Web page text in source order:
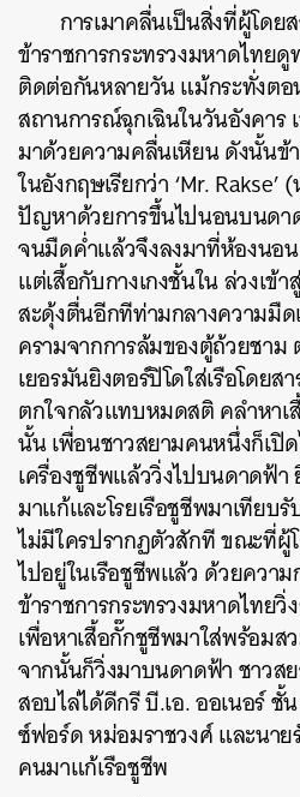
การเมาคลื่นเป็นสิ่งที่ผู้โดย
ข้าราชการกระทรวงมหาดไทย
ติดต่อกันหลายวัน แม้กระทั่งต
สถานการณ์ฉุกเฉินในวันอังคาร
มาด้วยความคลื่นเหียน ดังนั้นข้
ในอังกฤษเรียกว่า ‘Mr.
ปัญหาด้วยการขึ้นไปนอนบนดา
จนมืดค่ำแล้วจึงลงมาที่ห้องนอ
แต่เสื้อกับกางเกงชั้นใน ล่วงเข้
สะดุ้งตื่นอีกทีท่ามกลางความมืด
ครามจากการล้มของตู้ถ้วยชา
เยอรมันยิงตอร์ปิโดใส่เรือโดย
ตกใจกลัวแทบหมดสติ คลำหา
นั้น เพื่อนชาวสยามคนหนึ่งก็เปิ
เครื่องชูชีพแล้ววิ่งไปบนดาดฟ้า
มาแก้และโรยเรือชูชีพมาเทีย
ไม่มีใครปรากฏตัวสักที ขณะที่ผู้
ไปอยู่ในเรือชูชีพแล้ว ด้วยควา
ข้าราชการกระทรวงมหาดไทย
เพื่อหาเสื้อกั๊กชูชีพมาใส่พร้อมส
จากนั้นก็วิ่งมาบนดาดฟ้า ชาวส
สอบไล่ได้ดีกรี บี.เอ. ออเนอร์
ซ์ฟอร์ด หม่อมราชวงศ์ และนา
คนมาแก้เรือชูชีพ